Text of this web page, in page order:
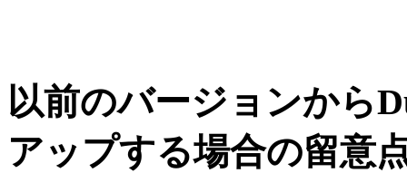
以前のバージョンから
アップする場合の留意